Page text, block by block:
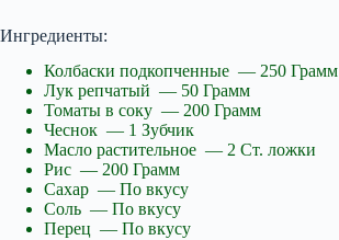
Ингредиенты:
Колбаски подкопченные — 250 Грамм
Лук репчатый — 50 Грамм
Томаты в соку — 200 Грамм
Чеснок — 1 Зубчик
Масло растительное — 2 Ст. ложки
Рис — 200 Грамм
Сахар — По вкусу
Соль — По вкусу
Перец — По вкусу